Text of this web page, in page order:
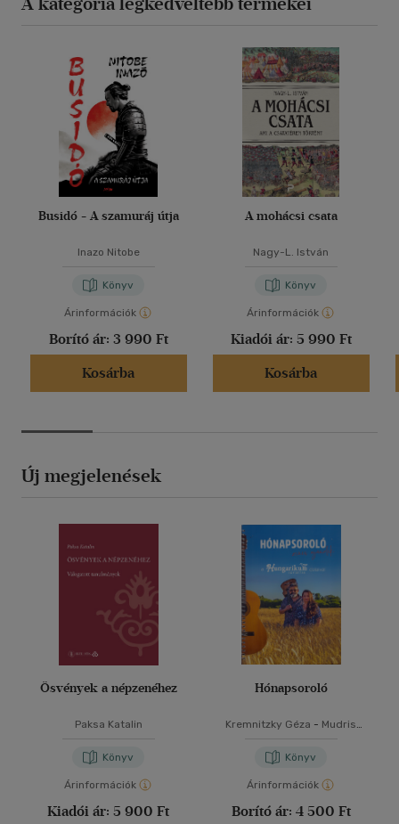
Busidó - A szamuráj útja
Inazo Nitobe
Könyv
Árinformációk
Borító ár: 3 990 Ft
Kosárba
A mohácsi csata
Nagy-L. István
Könyv
Árinformációk
Kiadói ár: 5 990 Ft
Kosárba
Új megjelenések
Ösvények a népzenéhez
Paksa Katalin
Könyv
Árinformációk
Kiadói ár: 5 900 Ft
Hónapsoroló
Kremnitzky Géza - Mudris
Könyv
Árinformációk
Borító ár: 4 500 Ft